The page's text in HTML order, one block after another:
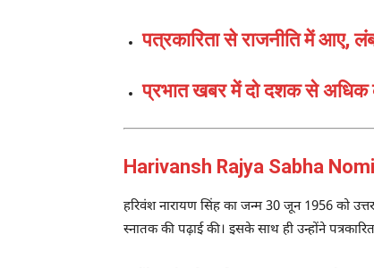
पत्रकारिता से राजनीति में आए,
प्रभात खबर में दो दशक से अधिक
Harivansh Rajya Sabha
हरिवंश नारायण सिंह का जन्म 30 जून 1956 को
स्नातक की पढ़ाई की। इसके साथ ही उन्होंने